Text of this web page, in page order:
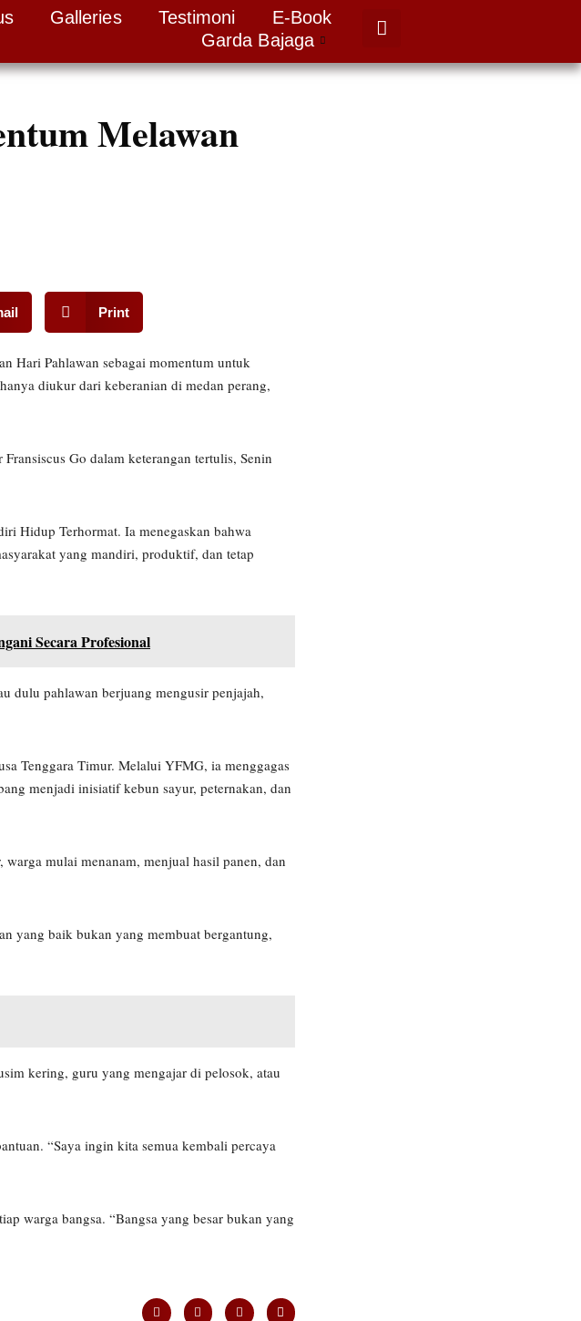
Galleries Testimoni
E-Book
Garda Bajaga
Melawan
Print
Hari Pahlawan sebagai momentum untuk
diukur dari keberanian di medan perang,
Go dalam keterangan tertulis, Senin
Hidup Terhormat. Ia menegaskan bahwa
yang mandiri, produktif, dan tetap
Secara Profesional
dulu pahlawan berjuang mengusir penjajah,
Tenggara Timur. Melalui YFMG, ia menggagas
menjadi inisiatif kebun sayur, peternakan, dan
mulai menanam, menjual hasil panen, dan
yang baik bukan yang membuat bergantung,
kering, guru yang mengajar di pelosok, atau
“Saya ingin kita semua kembali percaya
warga bangsa. “Bangsa yang besar bukan yang